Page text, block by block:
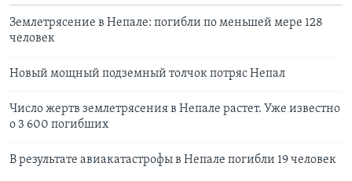
Землетрясение в Непале: погибли по меньшей мере 128
человек
Новый мощный подземный толчок потряс Непал
Число жертв землетрясения в Непале растет. Уже известно
о 3 600 погибших
В результате авиакатастрофы в Непале погибли 19 человек